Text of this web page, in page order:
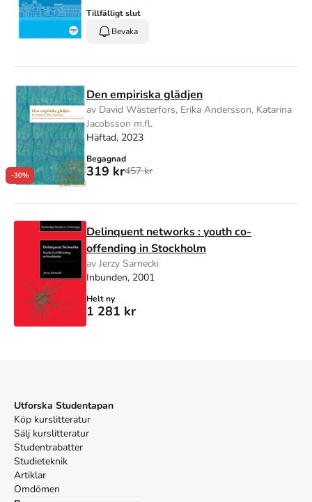
Tillfälligt slut
Bevaka
-30%
Den empiriska glädjen
av David Wästerfors, Erika Andersson, Katarina
Jacobsson m.fl.
Häftad, 2023
Begagnad
319 kr457 kr
Delinquent networks : youth co-
offending in Stockholm
av Jerzy Sarnecki
Inbunden, 2001
Helt ny
1 281 kr
Utforska Studentapan
Köp kurslitteratur
Sälj kurslitteratur
Studentrabatter
Studieteknik
Artiklar
Omdömen